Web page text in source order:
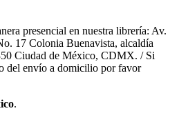
presencial en nuestra librería: Av.
17 Colonia Buenavista, alcaldía
Ciudad de México, CDMX. / Si
del envío a domicilio por favor
.